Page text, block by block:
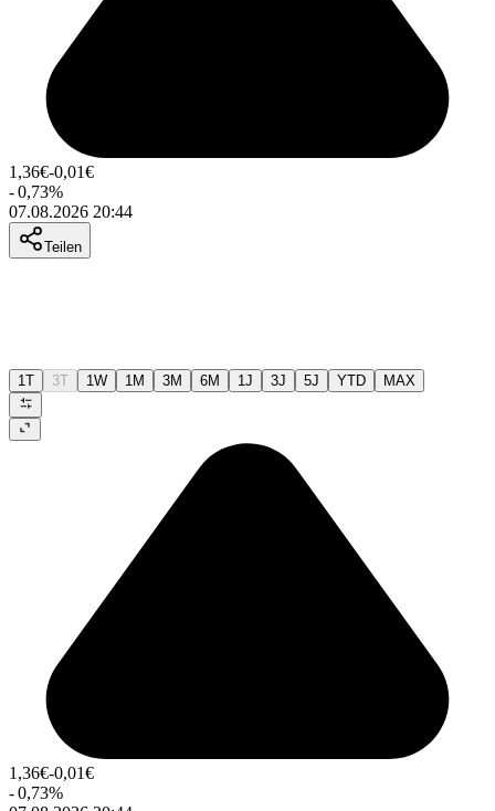
1,36€-0,01€
-0,73%
07.08.2026 20:44
Teilen
1T 3T 1W 1M 3M 6M 1J 3J 5J YTD MAX
1,36€-0,01€
-0,73%